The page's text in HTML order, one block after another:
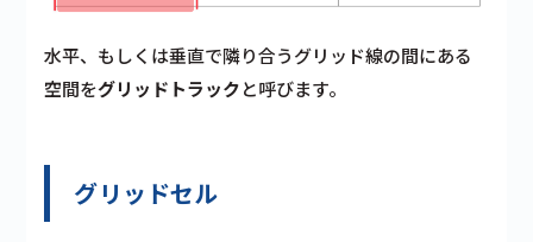
水平、もしくは垂直で隣り合うグリッド線の間にある
空間をグリッドトラックと呼びます。
グリッドセル